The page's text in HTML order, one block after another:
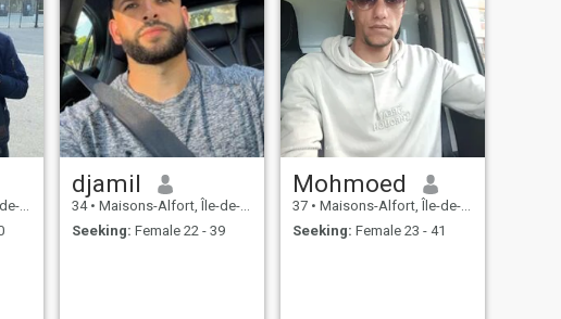
djamil
34 • Maisons-Alfort, Île-de-France, France
Seeking: Female 22 - 39
Mohmoed
37 • Maisons-Alfort, Île-de-France, France
Seeking: Female 23 - 41